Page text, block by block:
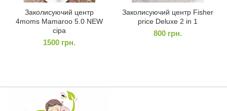
Заколисуючий центр
4moms Mamaroo 5.0 NEW
сіра
1500 грн.
Заколисуючий центр Fisher
price Deluxe 2 in 1
800 грн.